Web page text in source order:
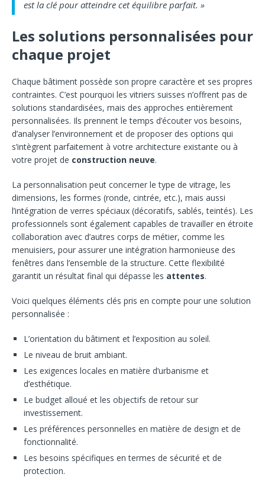
est la clé pour atteindre cet équilibre parfait. »
Les solutions personnalisées pour
chaque projet
Chaque bâtiment possède son propre caractère et ses propres
contraintes. C’est pourquoi les vitriers suisses n’offrent pas de
solutions standardisées, mais des approches entièrement
personnalisées. Ils prennent le temps d’écouter vos besoins,
d’analyser l’environnement et de proposer des options qui
s’intègrent parfaitement à votre architecture existante ou à
votre projet de construction neuve.
La personnalisation peut concerner le type de vitrage, les
dimensions, les formes (ronde, cintrée, etc.), mais aussi
l’intégration de verres spéciaux (décoratifs, sablés, teintés). Les
professionnels sont également capables de travailler en étroite
collaboration avec d’autres corps de métier, comme les
menuisiers, pour assurer une intégration harmonieuse des
fenêtres dans l’ensemble de la structure. Cette flexibilité
garantit un résultat final qui dépasse les attentes.
Voici quelques éléments clés pris en compte pour une solution
personnalisée :
L’orientation du bâtiment et l’exposition au soleil.
Le niveau de bruit ambiant.
Les exigences locales en matière d’urbanisme et
d’esthétique.
Le budget alloué et les objectifs de retour sur
investissement.
Les préférences personnelles en matière de design et de
fonctionnalité.
Les besoins spécifiques en termes de sécurité et de
protection.